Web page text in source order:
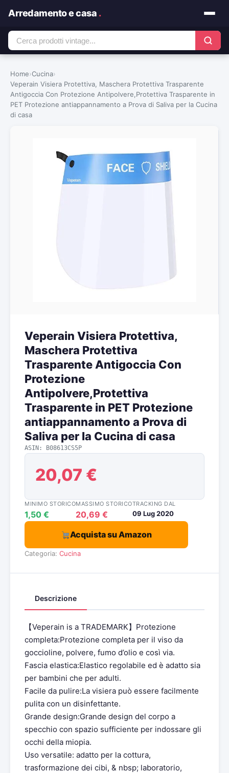
Arredamento e casa .
Home›Cucina›
Veperain Visiera Protettiva, Maschera Protettiva Trasparente
Antigoccia Con Protezione Antipolvere,Protettiva Trasparente in
PET Protezione antiappannamento a Prova di Saliva per la Cucina
di casa
Veperain Visiera Protettiva,
Maschera Protettiva
Trasparente Antigoccia Con
Protezione
Antipolvere,Protettiva
Trasparente in PET Protezione
antiappannamento a Prova di
Saliva per la Cucina di casa
ASIN: B08613CS5P
20,07 €
MINIMO STORICO
1,50 €
MASSIMO STORICO
20,69 €
TRACKING DAL
09 Lug 2020
Acquista su Amazon
Categoria: Cucina
Descrizione
【Veperain is a TRADEMARK】Protezione
completa:Protezione completa per il viso da
goccioline, polvere, fumo d’olio e così via.
Fascia elastica:Elastico regolabile ed è adatto sia
per bambini che per adulti.
Facile da pulire:La visiera può essere facilmente
pulita con un disinfettante.
Grande design:Grande design del corpo a
specchio con spazio sufficiente per indossare gli
occhi della miopia.
Uso versatile: adatto per la cottura,
trasformazione dei cibi, & nbsp; laboratorio,